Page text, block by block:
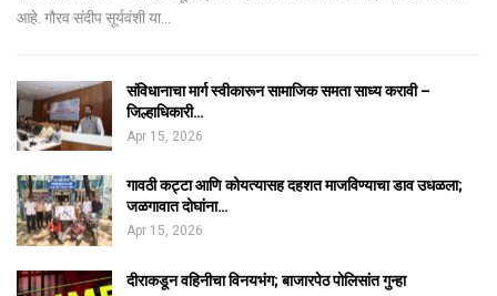
आहे. गौरव संदीप सूर्यवंशी या…
संविधानाचा मार्ग स्वीकारून सामाजिक समता साध्य करावी –
जिल्हाधिकारी…
Apr 15, 2026
गावठी कट्टा आणि कोयत्यासह दहशत माजविण्याचा डाव उधळला;
जळगावात दोघांना…
Apr 15, 2026
दीराकडून वहिनीचा विनयभंग; बाजारपेठ पोलिसांत गुन्हा